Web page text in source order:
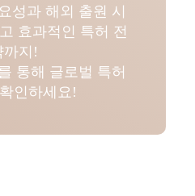
성과 해외 출원 시
효과적인 특허 전
까지!
통해 글로벌 특허
인하세요!